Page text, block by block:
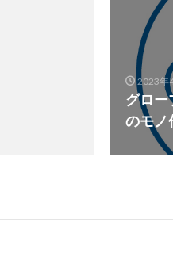
2023年
グロ
のモノ